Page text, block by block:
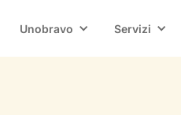
Unobravo Servizi